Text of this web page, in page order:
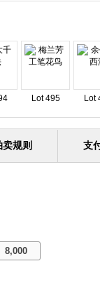
Lot 495 Lot
卖规则 支
8,000